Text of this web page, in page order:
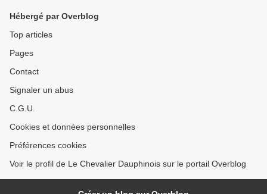
Hébergé par Overblog
Top articles
Pages
Contact
Signaler un abus
C.G.U.
Cookies et données personnelles
Préférences cookies
Voir le profil de Le Chevalier Dauphinois sur le portail Overblog